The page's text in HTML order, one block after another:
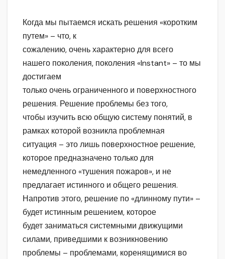
Когда мы пытаемся искать решения «коротким
путем» – что, к
сожалению, очень характерно для всего
нашего поколения, поколения «Instant» – то мы
достигаем
только очень ограниченного и поверхностного
решения. Решение проблемы без того,
чтобы изучить всю общую систему понятий, в
рамках которой возникла проблемная
ситуация – это лишь поверхностное решение,
которое предназначено только для
немедленного «тушения пожаров», и не
предлагает истинного и общего решения.
Напротив этого, решение по «длинному пути» –
будет истинным решением, которое
будет заниматься системными движущими
силами, приведшими к возникновению
проблемы – проблемами, коренящимися во